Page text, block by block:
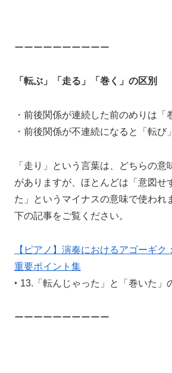
ーーーーーーーーーー
「転ぶ」「走る」「巻く」の区別
・前後関係が連続した前のめりは「
・前後関係が不連続になると「転び」
「走り」という言葉は、どちらの意
がありますが、ほとんどは「意図せ
た」というマイナスの意味で使われ
下の記事をご覧ください。
【ピアノ】演奏におけるアゴーギク
重要ポイント集
‣ 13.「転んじゃった」と「巻いた」
ーーーーーーーーーー